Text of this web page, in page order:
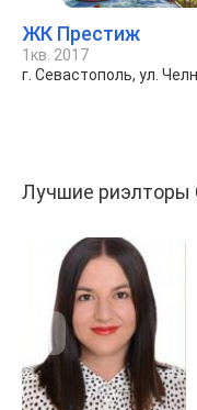
ЖК Престиж
1кв. 2017
г. Севастополь, ул.
Лучшие риэлторы